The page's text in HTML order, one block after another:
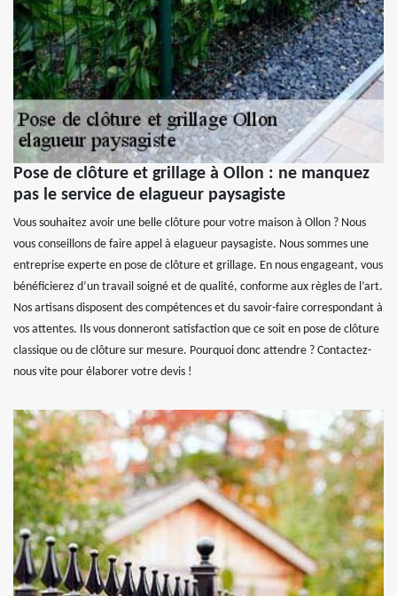
Pose de clôture et grillage à Ollon : ne manquez
pas le service de elagueur paysagiste
Vous souhaitez avoir une belle clôture pour votre maison à Ollon ? Nous
vous conseillons de faire appel à elagueur paysagiste. Nous sommes une
entreprise experte en pose de clôture et grillage. En nous engageant, vous
bénéficierez d’un travail soigné et de qualité, conforme aux règles de l’art.
Nos artisans disposent des compétences et du savoir-faire correspondant à
vos attentes. Ils vous donneront satisfaction que ce soit en pose de clôture
classique ou de clôture sur mesure. Pourquoi donc attendre ? Contactez-
nous vite pour élaborer votre devis !